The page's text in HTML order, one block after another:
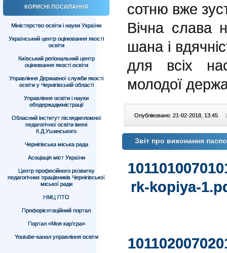
КОРИСНІ ПОСИЛАННЯ
Міністерство освіти і науки України
Український центр оцінювання якості
освіти
Київський регіональний центр
оцінювання якості освіти
Управління Державної служби якості
освіти у Чернігівській області
Управління освіти і науки
облдержадміністрації
Обласний інститут післядипломної
педагогічної освіти імені
К.Д.Ушинського
Чернігівська міська рада
Асоціація міст України
Центр професійного розвитку
педагогічних працівників Чернігівської
міської ради
НМЦ ПТО
Профорієнтаційний портал
Портал «Моя кар’єра»
Youtube-канал управління освіти
сотню вже
Вічна слава
шана і
для всіх
молодої
Опубліковано: 21-02-2018, 13:45 |
Звіт про виконання
rk-kopiya-